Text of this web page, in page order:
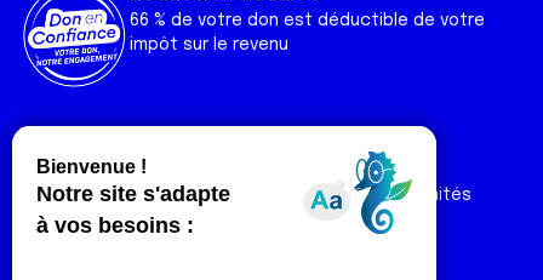
66 % de votre don est déductible de votre
impôt sur le revenu
Liens utiles
Nos actualités
Nos publications
Contact
Espace Ligue & comités
Espace chercheur